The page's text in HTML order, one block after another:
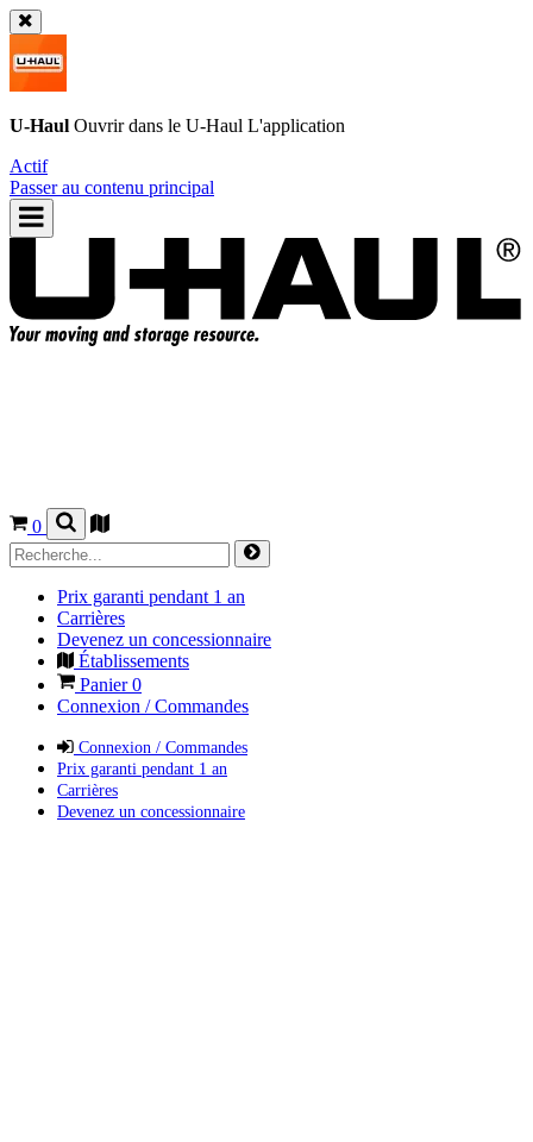
U-Haul Ouvrir dans le U-Haul L'application
Actif
Passer au contenu principal
0
Prix garanti pendant 1 an
Carrières
Devenez un concessionnaire
Établissements
Panier0
Connexion / Commandes
Connexion / Commandes
Prix garanti pendant 1 an
Carrières
Devenez un concessionnaire